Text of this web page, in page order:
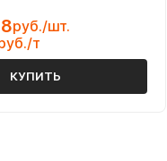
руб./шт.
т
КУПИТЬ